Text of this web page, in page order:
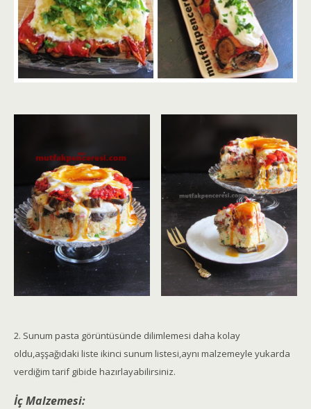
2. Sunum pasta görüntüsünde dilimlemesi daha kolay
oldu,aşşağıdaki liste ikinci sunum listesi,aynı malzemeyle yukarda
verdiğim tarif gibide hazırlayabilirsiniz.
İç Malzemesi: